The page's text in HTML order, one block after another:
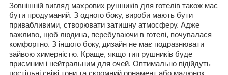
Зовнішній вигляд махрових рушників для готелів також має
бути продуманий. З одного боку, вироби мають бути
привабливими, створювати затишну атмосферу. Адже
важливо, щоб людина, перебуваючи в готелі, почувалася
комфортно. З іншого боку, дизайн не має подразнювати
зайвою химерністю. Краще, якщо тип рушників буде
приємним і нейтральним для очей. Оптимально підійдуть
постільні свіжі тони та скромний орнамент або малюнок.